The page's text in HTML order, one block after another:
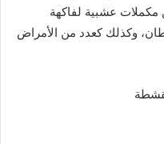
مكملات عشبية لفاكهة
وكذلك كعدد من الأمراض